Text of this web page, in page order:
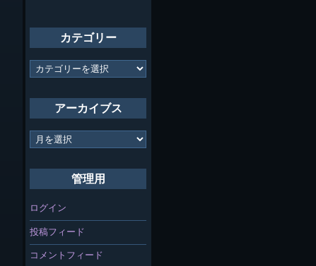
カテゴリー
カ
テ
アーカイブス
ア
ー
管理用
ログイン
投稿フィード
コメントフィード